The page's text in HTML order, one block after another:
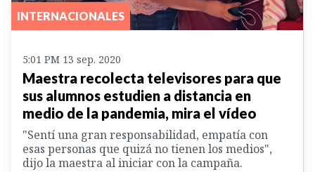
INTERNACIONALES
5:01 PM 13 sep. 2020
Maestra recolecta televisores para que
sus alumnos estudien a distancia en
medio de la pandemia, mira el vídeo
"Sentí una gran responsabilidad, empatía con
esas personas que quizá no tienen los medios",
dijo la maestra al iniciar con la campaña.